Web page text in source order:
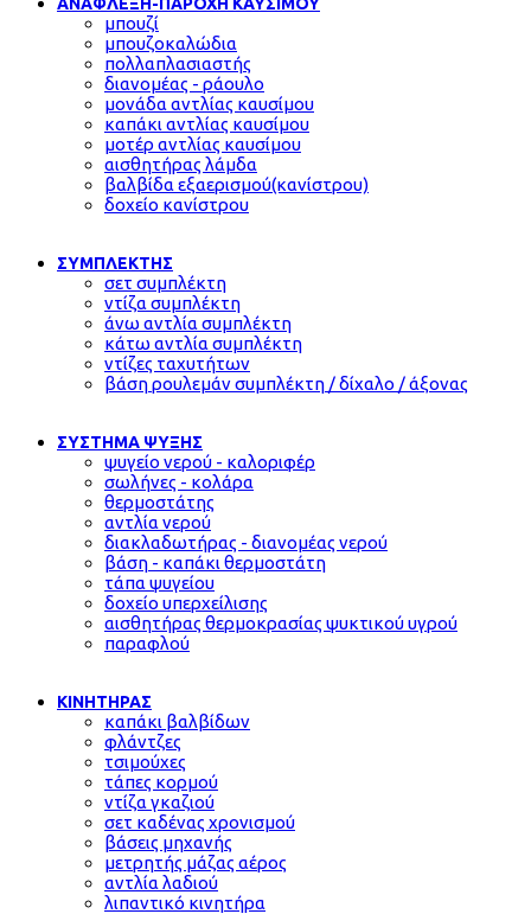
μπουζί
μπουζοκαλώδια
πολλαπλασιαστής
διανομέας - ράουλο
μονάδα αντλίας καυσίμου
καπάκι αντλίας καυσίμου
μοτέρ αντλίας καυσίμου
αισθητήρας λάμδα
βαλβίδα εξαερισμού(κανίστρου)
δοχείο κανίστρου
ΣΥΜΠΛΕΚΤΗΣ
σετ συμπλέκτη
ντίζα συμπλέκτη
άνω αντλία συμπλέκτη
κάτω αντλία συμπλέκτη
ντίζες ταχυτήτων
βάση ρουλεμάν συμπλέκτη / δίχαλο / άξονας
ΣΥΣΤΗΜΑ ΨΥΞΗΣ
ψυγείο νερού - καλοριφέρ
σωλήνες - κολάρα
θερμοστάτης
αντλία νερού
διακλαδωτήρας - διανομέας νερού
βάση - καπάκι θερμοστάτη
τάπα ψυγείου
δοχείο υπερχείλισης
αισθητήρας θερμοκρασίας ψυκτικού υγρού
παραφλού
ΚΙΝΗΤΗΡΑΣ
καπάκι βαλβίδων
φλάντζες
τσιμούχες
τάπες κορμού
ντίζα γκαζιού
σετ καδένας χρονισμού
βάσεις μηχανής
μετρητής μάζας αέρος
αντλία λαδιού
λιπαντικό κινητήρα